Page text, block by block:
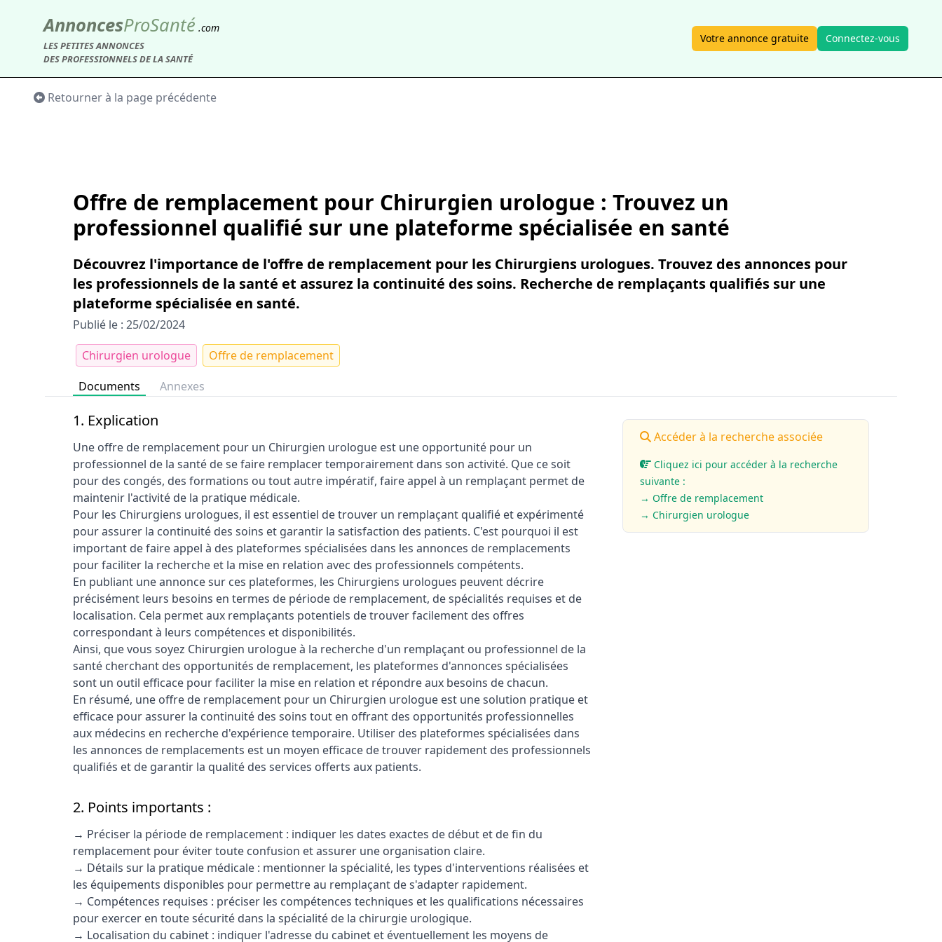
AnnoncesProSanté .com
LES PETITES ANNONCES
DES PROFESSIONNELS DE LA SANTÉ
Votre annonce gratuite Connectez-vous
Retourner à la page précédente
Offre de remplacement pour Chirurgien urologue : Trouvez un
professionnel qualifié sur une plateforme spécialisée en santé
Découvrez l'importance de l'offre de remplacement pour les Chirurgiens urologues. Trouvez des annonces pour
les professionnels de la santé et assurez la continuité des soins. Recherche de remplaçants qualifiés sur une
plateforme spécialisée en santé.
Publié le : 25/02/2024
Chirurgien urologue
Offre de remplacement
Documents
Annexes
1. Explication
Une offre de remplacement pour un Chirurgien urologue est une opportunité pour un
professionnel de la santé de se faire remplacer temporairement dans son activité. Que ce soit
pour des congés, des formations ou tout autre impératif, faire appel à un remplaçant permet de
maintenir l'activité de la pratique médicale.
Pour les Chirurgiens urologues, il est essentiel de trouver un remplaçant qualifié et expérimenté
pour assurer la continuité des soins et garantir la satisfaction des patients. C'est pourquoi il est
important de faire appel à des plateformes spécialisées dans les annonces de remplacements
pour faciliter la recherche et la mise en relation avec des professionnels compétents.
En publiant une annonce sur ces plateformes, les Chirurgiens urologues peuvent décrire
précisément leurs besoins en termes de période de remplacement, de spécialités requises et de
localisation. Cela permet aux remplaçants potentiels de trouver facilement des offres
correspondant à leurs compétences et disponibilités.
Ainsi, que vous soyez Chirurgien urologue à la recherche d'un remplaçant ou professionnel de la
santé cherchant des opportunités de remplacement, les plateformes d'annonces spécialisées
sont un outil efficace pour faciliter la mise en relation et répondre aux besoins de chacun.
En résumé, une offre de remplacement pour un Chirurgien urologue est une solution pratique et
efficace pour assurer la continuité des soins tout en offrant des opportunités professionnelles
aux médecins en recherche d'expérience temporaire. Utiliser des plateformes spécialisées dans
les annonces de remplacements est un moyen efficace de trouver rapidement des professionnels
qualifiés et de garantir la qualité des services offerts aux patients.
2. Points importants :
→ Préciser la période de remplacement : indiquer les dates exactes de début et de fin du
remplacement pour éviter toute confusion et assurer une organisation claire.
→ Détails sur la pratique médicale : mentionner la spécialité, les types d'interventions réalisées et
les équipements disponibles pour permettre au remplaçant de s'adapter rapidement.
→ Compétences requises : préciser les compétences techniques et les qualifications nécessaires
pour exercer en toute sécurité dans la spécialité de la chirurgie urologique.
→ Localisation du cabinet : indiquer l'adresse du cabinet et éventuellement les moyens de
Accéder à la recherche associée
Cliquez ici pour accéder à la recherche
suivante :
→ Offre de remplacement
→ Chirurgien urologue